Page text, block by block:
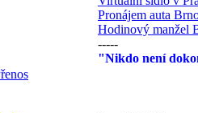
Pronájem auta
Hodinový manžel
-----
"Nikdo není